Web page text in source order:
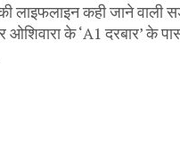
लाइफलाइन कही जाने वाली
ओशिवारा के ‘A1 दरबार’ के